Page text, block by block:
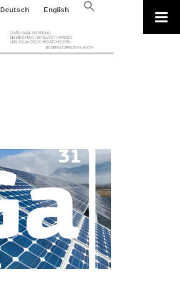
Deutsch English
Search